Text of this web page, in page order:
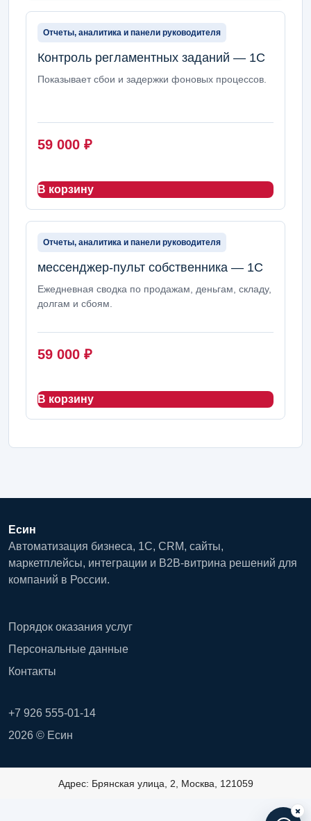
Отчеты, аналитика и панели руководителя
Контроль регламентных заданий — 1С
Показывает сбои и задержки фоновых процессов.
59 000 ₽
В корзину
Отчеты, аналитика и панели руководителя
мессенджер-пульт собственника — 1С
Ежедневная сводка по продажам, деньгам, складу,
долгам и сбоям.
59 000 ₽
В корзину
Есин
Автоматизация бизнеса, 1С, CRM, сайты,
маркетплейсы, интеграции и B2B-витрина решений для
компаний в России.
Порядок оказания услуг
Персональные данные
Контакты
+7 926 555-01-14
2026 © Есин
Адрес: Брянская улица, 2, Москва, 121059